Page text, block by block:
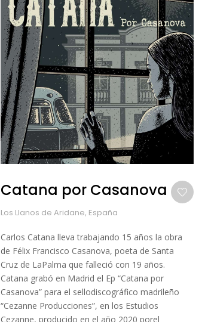
Catana por Casanova
Los Llanos de Aridane, España
Carlos Catana lleva trabajando 15 años la obra
de Félix Francisco Casanova, poeta de Santa
Cruz de LaPalma que falleció con 19 años.
Catana grabó en Madrid el Ep “Catana por
Casanova” para el sellodiscográfico madrileño
“Cezanne Producciones”, en los Estudios
Cezanne, producido en el año 2020 porel